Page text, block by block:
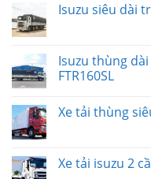
Isuzu siêu dài
Isuzu thùng
FTR160SL
Xe tải thùng
Xe tải isuzu 2